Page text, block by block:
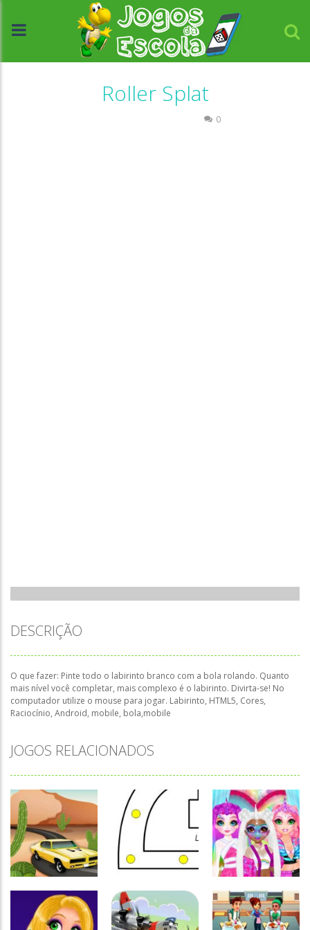
Roller Splat
0
DESCRIÇÃO
O que fazer: Pinte todo o labirinto branco com a bola rolando. Quanto
mais nível você completar, mais complexo é o labirinto. Divirta-se! No
computador utilize o mouse para jogar. Labirinto, HTML5, Cores,
Raciocínio, Android, mobile, bola,mobile
JOGOS RELACIONADOS
Passatempo
Coordenação
Motora
Passatempo
Miss
Charming